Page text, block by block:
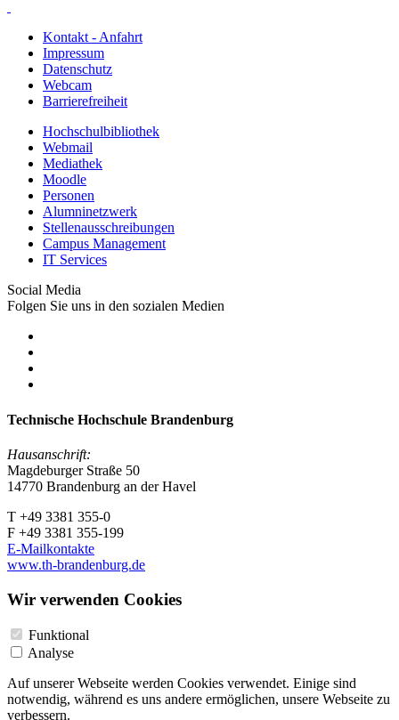
Kontakt - Anfahrt
Impressum
Datenschutz
Webcam
Barrierefreiheit
Hochschulbibliothek
Webmail
Mediathek
Moodle
Personen
Alumninetzwerk
Stellenausschreibungen
Campus Management
IT Services
Social Media
Folgen Sie uns in den sozialen Medien
Technische Hochschule Brandenburg
Hausanschrift:
Magdeburger Straße 50
14770 Brandenburg an der Havel
T +49 3381 355-0
F +49 3381 355-199
E-Mailkontakte
www.th-brandenburg.de
Wir verwenden Cookies
Funktional
Analyse
Auf unserer Webseite werden Cookies verwendet. Einige sind
notwendig, während es uns andere ermöglichen, unsere Webseite zu
verbessern.